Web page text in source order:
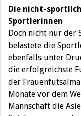
Die nicht-
Sportlerinnen
Doch nicht nur der
belastete die
ebenfalls unter
die erfolgreichste
der
Monate vor dem
Mannschaft die